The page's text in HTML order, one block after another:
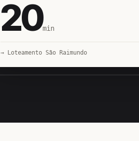
20min
→ Loteamento São Raimundo